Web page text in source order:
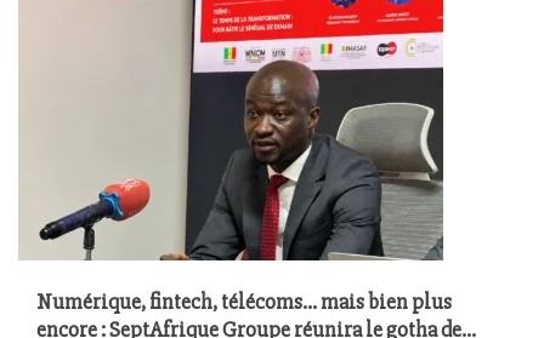
Numérique, fintech, télécoms… mais bien plus
encore : SeptAfrique Groupe réunira le gotha de